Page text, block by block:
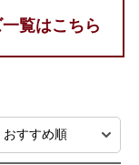
覧はこちら